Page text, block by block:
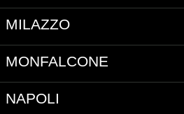
MILAZZO
MONFALCONE
NAPOLI